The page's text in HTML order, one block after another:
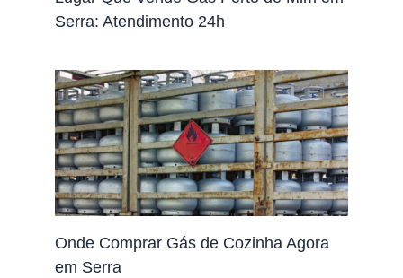
Serra: Atendimento 24h
Onde Comprar Gás de Cozinha Agora
em Serra